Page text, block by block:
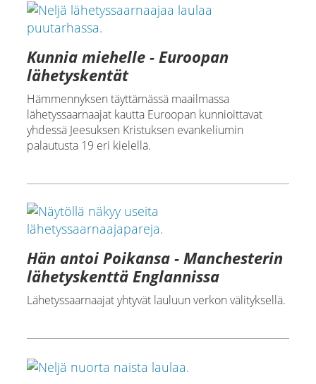
Kunnia miehelle - Euroopan
lähetyskentät
Hämmennyksen täyttämässä maailmassa
lähetyssaarnaajat kautta Euroopan kunnioittavat
yhdessä Jeesuksen Kristuksen evankeliumin
palautusta 19 eri kielellä.
Hän antoi Poikansa - Manchesterin
lähetyskenttä Englannissa
Lähetyssaarnaajat yhtyvät lauluun verkon välityksellä.